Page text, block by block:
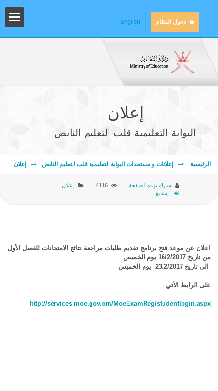
دخول النظام English
إعلان
البوابة التعليمية قلب التعليم النابض
الرئيسية إعلانات و مستجدات البوابة التعليمية قلب التعليم النابض إعلان
شارك بهذه الصفحة 4116
إعلان
إستمع
اعلان عن موعد فتح برنامج تقديم طلبات مراجعة نتائج الامتحانات للفصل الأول
من تاريخ 16/2/2017 يوم الخميس
الى تاريخ 23/2/2017 يوم الخميس
على الرابط الآتي :
http://services.moe.gov.om/MoeExamReg/studentlogin.aspx